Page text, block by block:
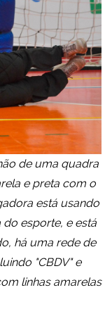
de uma quadra
e preta com o
está usando
esporte, e está
há uma rede de
"CBDV" e
linhas amarelas